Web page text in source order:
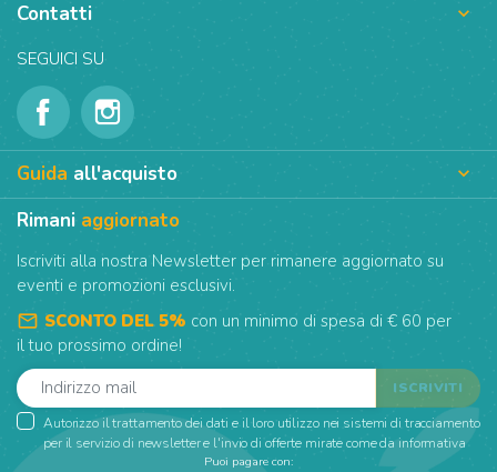
Contatti 
SEGUICI SU
Guida all'acquisto 
Rimani aggiornato
Iscriviti alla nostra Newsletter per rimanere aggiornato su
eventi e promozioni esclusivi.
mail_outline SCONTO DEL 5% con un minimo di spesa di € 60 per
il tuo prossimo ordine!
Autorizzo il trattamento dei dati e il loro utilizzo nei sistemi di tracciamento
per il servizio di newsletter e l'invio di offerte mirate come da informativa
Puoi pagare con: